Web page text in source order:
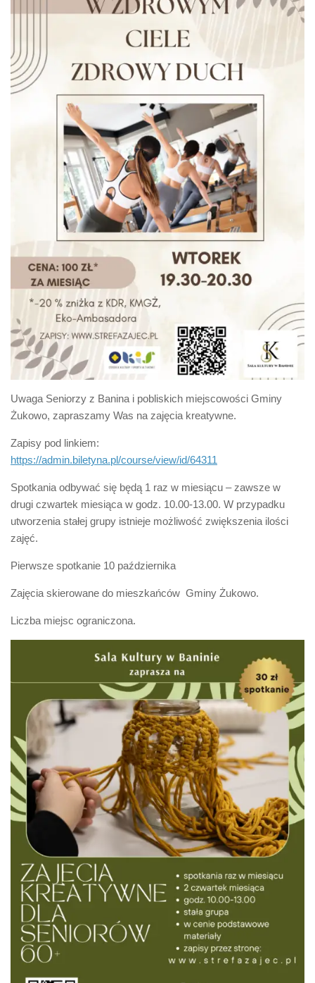
Uwaga Seniorzy z Banina i pobliskich miejscowości Gminy
Żukowo, zapraszamy Was na zajęcia kreatywne.
Zapisy pod linkiem:
https://admin.biletyna.pl/course/view/id/64311
Spotkania odbywać się będą 1 raz w miesiącu – zawsze w
drugi czwartek miesiąca w godz. 10.00-13.00. W przypadku
utworzenia stałej grupy istnieje możliwość zwiększenia ilości
zajęć.
Pierwsze spotkanie 10 października
Zajęcia skierowane do mieszkańców Gminy Żukowo.
Liczba miejsc ograniczona.